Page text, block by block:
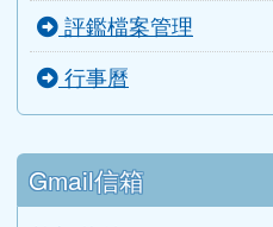
Gmail信箱
教師信箱
學生信箱